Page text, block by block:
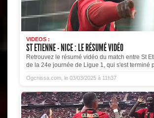
VIDEOS :
ST ETIENNE - NICE : LE RÉSUMÉ VIDÉO
Retrouvez le résumé vidéo du match entre St
de la 24e journée de Ligue 1, qui s'est terminé
Ogcnissa.com, le 03/03/2025 à 11h37